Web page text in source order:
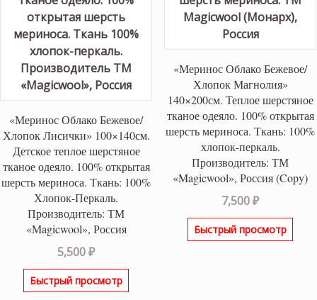
«Меринос Облако Бежевое/
Хлопок Лисички» 100×140см.
Детское теплое шерстяное
тканое одеяло. 100% открытая
шерсть мериноса. Ткань: 100%
Хлопок-Перкаль.
Производитель: ТМ
«Magicwool», Россия
5,500₽
Быстрый просмотр
«Меринос Облако Бежевое/
Хлопок Магнолия»
140×200см. Теплое шерстяное
тканое одеяло. 100% открытая
шерсть мериноса. Ткань: 100%
хлопок-перкаль.
Производитель: ТМ
«Magicwool», Россия (Copy)
7,500₽
Быстрый просмотр